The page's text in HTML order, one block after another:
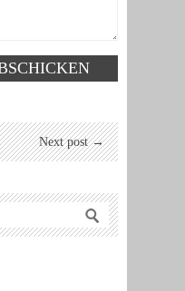
Next post →